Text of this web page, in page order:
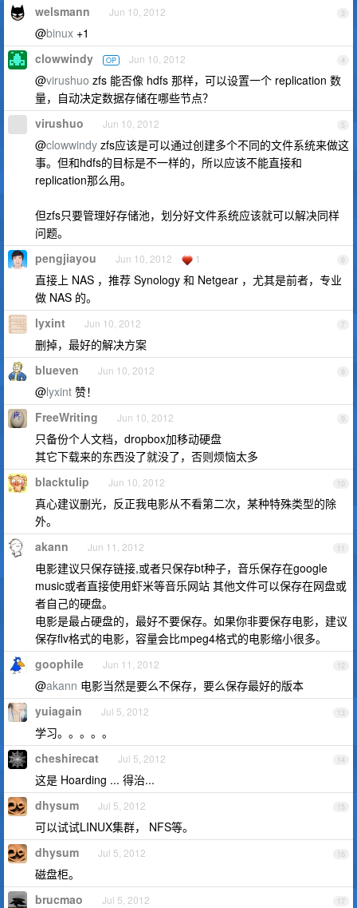
3
welsmann Jun 10, 2012
@binux +1
4
clowwindy OP Jun 10, 2012
@virushuo zfs 能否像 hdfs 那样，可以设置一个 replication 数
量，自动决定数据存储在哪些节点？
5
virushuo Jun 10, 2012
@clowwindy zfs应该是可以通过创建多个不同的文件系统来做这
事。但和hdfs的目标是不一样的，所以应该不能直接和
replication那么用。
但zfs只要管理好存储池，划分好文件系统应该就可以解决同样
问题。
6
pengjiayou Jun 10, 2012 1
直接上 NAS ，推荐 Synology 和 Netgear ，尤其是前者，专业
做 NAS 的。
7
lyxint Jun 10, 2012
删掉，最好的解决方案
8
blueven Jun 10, 2012
@lyxint 赞！
9
FreeWriting Jun 10, 2012
只备份个人文档，dropbox加移动硬盘
其它下载来的东西没了就没了，否则烦恼太多
10
blacktulip Jun 10, 2012
真心建议删光，反正我电影从不看第二次，某种特殊类型的除
外。
11
akann Jun 11, 2012
电影建议只保存链接,或者只保存bt种子，音乐保存在google
music或者直接使用虾米等音乐网站 其他文件可以保存在网盘或
者自己的硬盘。
电影是最占硬盘的，最好不要保存。如果你非要保存电影，建议
保存flv格式的电影，容量会比mpeg4格式的电影缩小很多。
12
goophile Jun 11, 2012
@akann 电影当然是要么不保存，要么保存最好的版本
13
yuiagain Jul 5, 2012
学习。。。。。
14
cheshirecat Jul 5, 2012
这是 Hoarding ... 得治...
15
dhysum Jul 5, 2012
可以试试LINUX集群， NFS等。
16
dhysum Jul 5, 2012
磁盘柜。
17
brucmao Jul 5, 2012